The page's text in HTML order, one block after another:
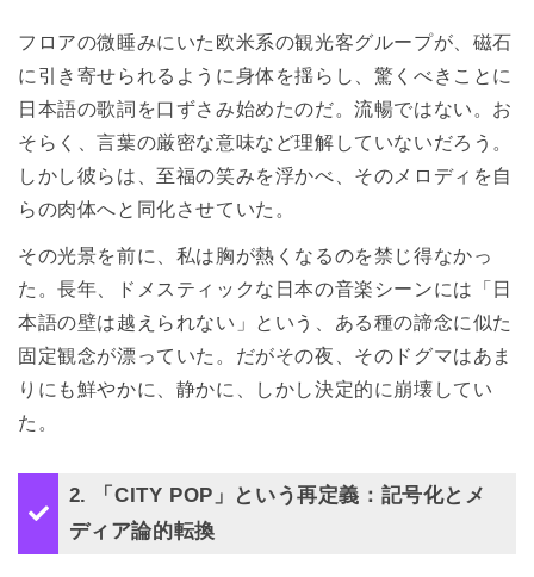
フロアの微睡みにいた欧米系の観光客グループが、磁石
に引き寄せられるように身体を揺らし、驚くべきことに
日本語の歌詞を口ずさみ始めたのだ。流暢ではない。お
そらく、言葉の厳密な意味など理解していないだろう。
しかし彼らは、至福の笑みを浮かべ、そのメロディを自
らの肉体へと同化させていた。
その光景を前に、私は胸が熱くなるのを禁じ得なかっ
た。長年、ドメスティックな日本の音楽シーンには「日
本語の壁は越えられない」という、ある種の諦念に似た
固定観念が漂っていた。だがその夜、そのドグマはあま
りにも鮮やかに、静かに、しかし決定的に崩壊してい
た。
2. 「CITY POP」という再定義：記号化とメ
ディア論的転換